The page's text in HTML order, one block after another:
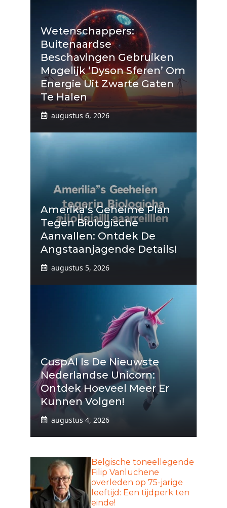
Wetenschappers:
Buitenaardse
Beschavingen Gebruiken
Mogelijk ‘Dyson Sferen’ Om
Energie Uit Zwarte Gaten
Te Halen
augustus 6, 2026
Amerika’s Geheime Plan
Tegen Biologische
Aanvallen: Ontdek De
Angstaanjagende Details!
augustus 5, 2026
CuspAI Is De Nieuwste
Nederlandse Unicorn:
Ontdek Hoeveel Meer Er
Kunnen Volgen!
augustus 4, 2026
Belgische toneellegende
Filip Vanluchene
overleden op 75-jarige
leeftijd: Een tijdperk ten
einde!